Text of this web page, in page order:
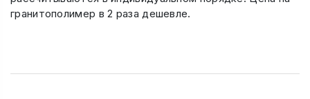
гранитополимер в 2 раза дешевле.